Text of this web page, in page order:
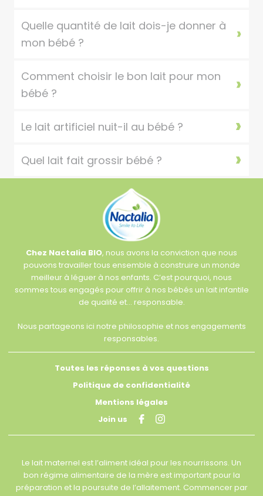
Quelle quantité de lait dois-je donner à
mon bébé ?
Comment choisir le bon lait pour mon
bébé ?
Le lait artificiel nuit-il au bébé ?
Quel lait fait grossir bébé ?
Chez Nactalia BIO, nous avons la conviction que nous
pouvons travailler tous ensemble à construire un monde
meilleur à léguer à nos enfants. C’est pourquoi, nous
sommes tous engagés pour offrir à nos bébés un lait infantile
de qualité et… responsable.
Nous partageons ici notre philosophie et nos engagements
responsables.
Toutes les réponses à vos questions
Politique de confidentialité
Mentions légales
Join us
Le lait maternel est l’aliment idéal pour les nourrissons. Un
bon régime alimentaire de la mère est important pour la
préparation et la poursuite de l’allaitement. Commencer par